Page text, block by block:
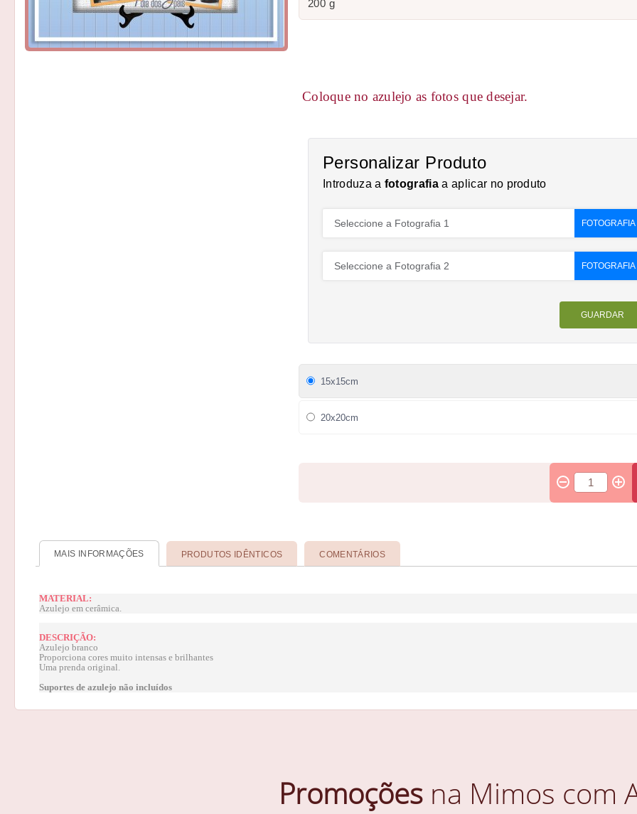
200 g
Coloque no azulejo as fotos que desejar.
15x15cm
20x20cm
MAIS INFORMAÇÕES PRODUTOS IDÊNTICOS COMENTÁRIOS
MATERIAL:
Azulejo em cerâmica.
DESCRIÇÃO:
Azulejo branco
Proporciona cores muito intensas e brilhantes
Uma prenda original.
Suportes de azulejo não incluídos
Promoçõesna Mimos com